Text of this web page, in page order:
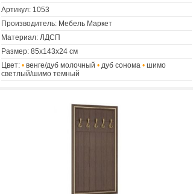
Артикул: 1053
Производитель: Мебель Маркет
Материал: ЛДСП
Размер: 85х143х24 см
Цвет: • венге/дуб молочный • дуб сонома • шимо
светлый/шимо темный